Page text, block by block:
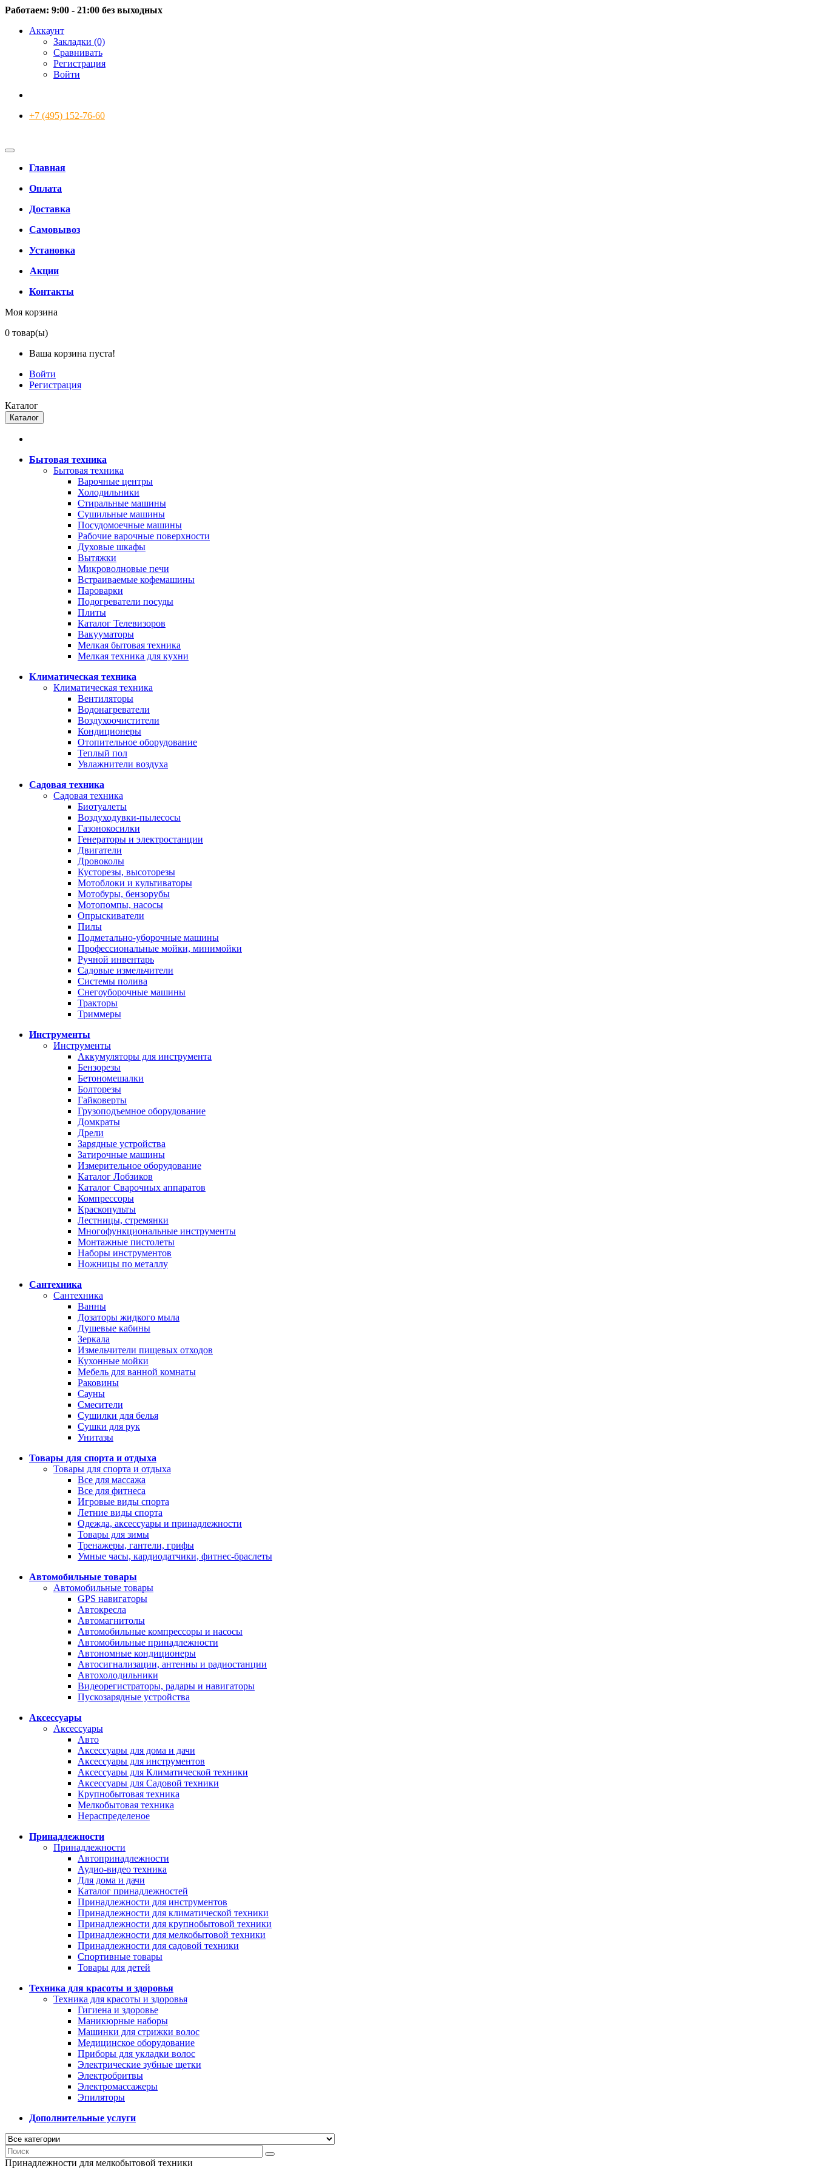
Работаем: 9:00 - 21:00 без выходных
Аккаунт
Закладки (0)
Сравнивать
Регистрация
Войти
+7 (495) 152-76-60
Главная
Оплата
Доставка
Самовывоз
Установка
Акции
Контакты
Моя корзина
0 товар(ы)
Ваша корзина пуста!
Войти
Регистрация
Каталог
Каталог
Бытовая техника
Бытовая техника
Варочные центры
Холодильники
Стиральные машины
Сушильные машины
Посудомоечные машины
Рабочие варочные поверхности
Духовые шкафы
Вытяжки
Микроволновые печи
Встраиваемые кофемашины
Пароварки
Подогреватели посуды
Плиты
Каталог Телевизоров
Вакууматоры
Мелкая бытовая техника
Мелкая техника для кухни
Климатическая техника
Климатическая техника
Вентиляторы
Водонагреватели
Воздухоочистители
Кондиционеры
Отопительное оборудование
Теплый пол
Увлажнители воздуха
Садовая техника
Садовая техника
Биотуалеты
Воздуходувки-пылесосы
Газонокосилки
Генераторы и электростанции
Двигатели
Дровоколы
Кусторезы, высоторезы
Мотоблоки и культиваторы
Мотобуры, бензорубы
Мотопомпы, насосы
Опрыскиватели
Пилы
Подметально-уборочные машины
Профессиональные мойки, минимойки
Ручной инвентарь
Садовые измельчители
Системы полива
Снегоуборочные машины
Тракторы
Триммеры
Инструменты
Инструменты
Аккумуляторы для инструмента
Бензорезы
Бетономешалки
Болторезы
Гайковерты
Грузоподъемное оборудование
Домкраты
Дрели
Зарядные устройства
Затирочные машины
Измерительное оборудование
Каталог Лобзиков
Каталог Сварочных аппаратов
Компрессоры
Краскопульты
Лестницы, стремянки
Многофункциональные инструменты
Монтажные пистолеты
Наборы инструментов
Ножницы по металлу
Сантехника
Сантехника
Ванны
Дозаторы жидкого мыла
Душевые кабины
Зеркала
Измельчители пищевых отходов
Кухонные мойки
Мебель для ванной комнаты
Раковины
Сауны
Смесители
Сушилки для белья
Сушки для рук
Унитазы
Товары для спорта и отдыха
Товары для спорта и отдыха
Все для массажа
Все для фитнеса
Игровые виды спорта
Летние виды спорта
Одежда, аксессуары и принадлежности
Товары для зимы
Тренажеры, гантели, грифы
Умные часы, кардиодатчики, фитнес-браслеты
Автомобильные товары
Автомобильные товары
GPS навигаторы
Автокресла
Автомагнитолы
Автомобильные компрессоры и насосы
Автомобильные принадлежности
Автономные кондиционеры
Автосигнализации, антенны и радиостанции
Автохолодильники
Видеорегистраторы, радары и навигаторы
Пускозарядные устройства
Аксессуары
Аксессуары
Авто
Аксессуары для дома и дачи
Аксессуары для инструментов
Аксессуары для Климатической техники
Аксессуары для Садовой техники
Крупнобытовая техника
Мелкобытовая техника
Нераспределеное
Принадлежности
Принадлежности
Автопринадлежности
Аудио-видео техника
Для дома и дачи
Каталог принадлежностей
Принадлежности для инструментов
Принадлежности для климатической техники
Принадлежности для крупнобытовой техники
Принадлежности для мелкобытовой техники
Принадлежности для садовой техники
Спортивные товары
Товары для детей
Техника для красоты и здоровья
Техника для красоты и здоровья
Гигиена и здоровье
Маникюрные наборы
Машинки для стрижки волос
Медицинское оборудование
Приборы для укладки волос
Электрические зубные щетки
Электробритвы
Электромассажеры
Эпиляторы
Дополнительные услуги
Принадлежности для мелкобытовой техники